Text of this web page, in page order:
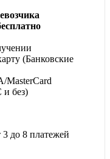
(Банковские
MasterCard
и без)
3 до 8 платежей